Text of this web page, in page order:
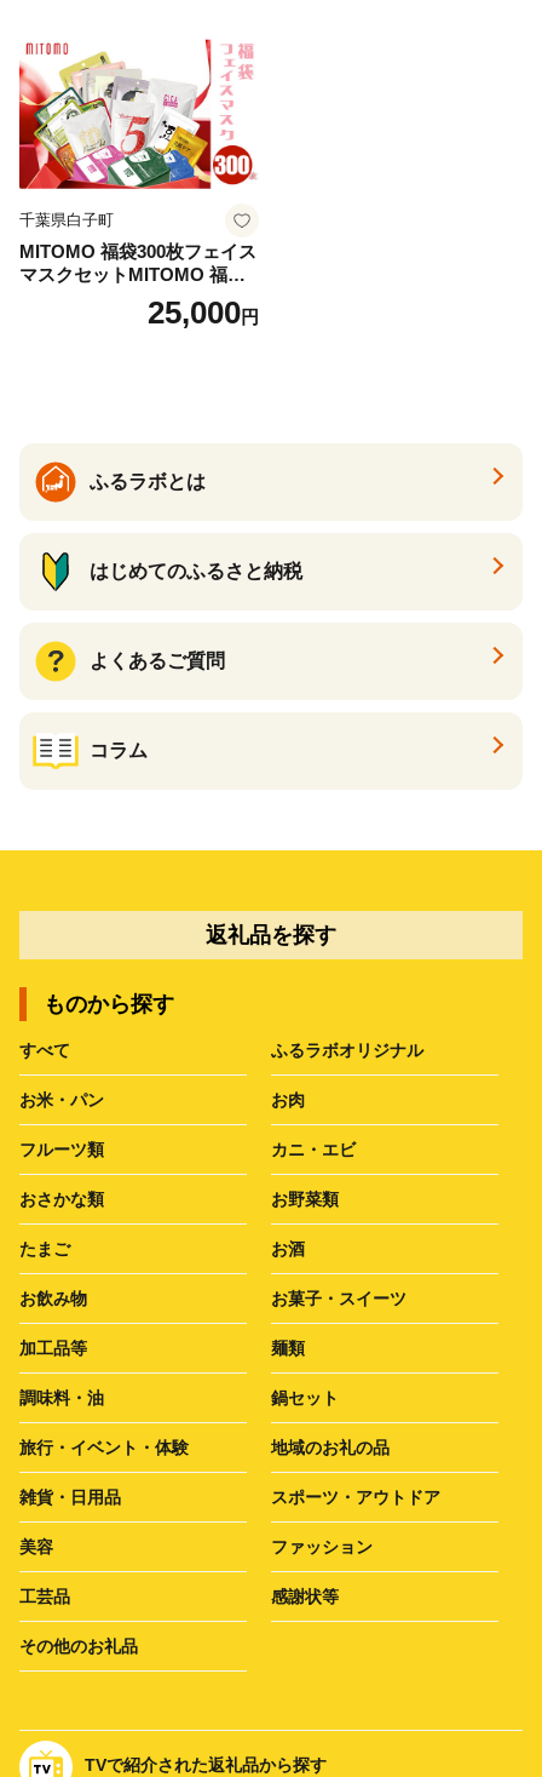
千葉県白子町
MITOMO 福袋300枚フェイス
マスクセットMITOMO 福袋3
00枚フェイスマスクセット
ふるさと納税 パック ファイ
25,000円
ふるラボとは
はじめてのふるさと納税
よくあるご質問
コラム
返礼品を探す
ものから探す
すべて ふるラボオリジナル
お米・パン お肉
フルーツ類 カニ・エビ
おさかな類 お野菜類
たまご お酒
お飲み物 お菓子・スイーツ
加工品等 麺類
調味料・油 鍋セット
旅行・イベント・体験 地域のお礼の品
雑貨・日用品 スポーツ・アウトドア
美容 ファッション
工芸品 感謝状等
その他のお礼品
TVで紹介された返礼品から探す